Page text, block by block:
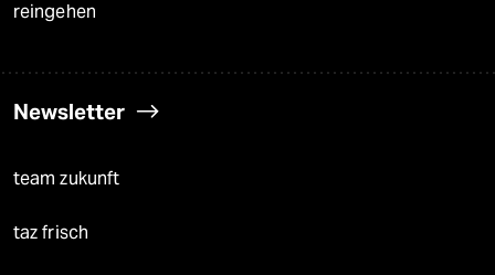
reingehen
Newsletter
team zukunft
taz frisch